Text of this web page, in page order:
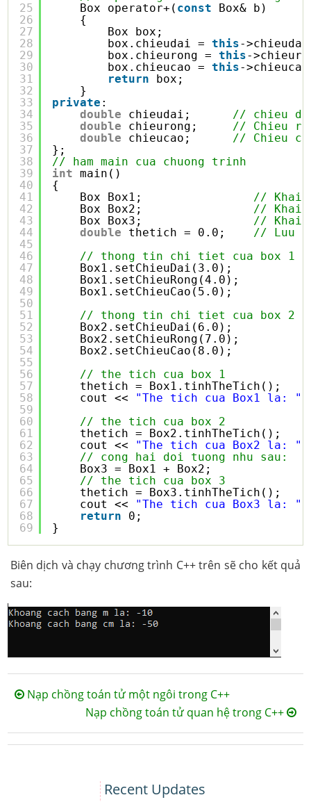
25
26
27
28
29
30
31
32
33
34
35
36
37
38
39
40
41
42
43
44
45
46
47
48
49
50
51
52
53
54
55
56
57
58
59
60
61
62
63
64
65
66
67
68
69
Box operator+( const
Box& b)
{
Box box;
box.chieudai = this-
box.chieurong = this-
box.chieucao = this-
return
box;
}
private :
double
chieudai; // chieu
double
chieurong; // Chieu
double
chieucao; // Chieu
};
// ham main cua chuong trinh
int
main()
{
Box Box1; // Khai
Box Box2; // Khai
Box Box3; // Khai
double
thetich = 0.0; // Luu
// thong tin chi tiet cua box 1
Box1.setChieuDai(3.0);
Box1.setChieuRong(4.0);
Box1.setChieuCao(5.0);
// thong tin chi tiet cua box 2
Box2.setChieuDai(6.0);
Box2.setChieuRong(7.0);
Box2.setChieuCao(8.0);
// the tich cua box 1
thetich = Box1.tinhTheTich();
cout << "The tich cua Box1 la: "
// the tich cua box 2
thetich = Box2.tinhTheTich();
cout << "The tich cua Box2 la: "
// cong hai doi tuong nhu sau:
Box3 = Box1 + Box2;
// the tich cua box 3
thetich = Box3.tinhTheTich();
cout << "The tich cua Box3 la: "
return
0;
}
Biên dịch và chạy chương trình C++ trên sẽ cho kết quả
sau:
Nạp chồng toán tử một ngôi trong C++
Nạp chồng toán tử quan hệ trong C++
Recent Updates